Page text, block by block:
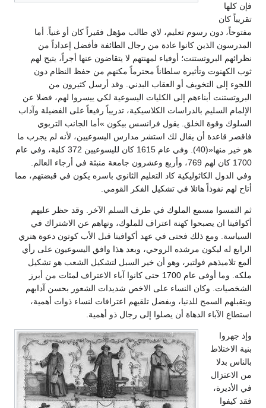
فإن كلها
تقريباً كان
مفتوحاً، دون رسوم تعليم، لاي طالب مؤهل فقيراً كان أو غنياً. أما
المدرسون الذين كانوا عادة من رجال الطائفة فأفضل إعداداً من
نظرائهم البروتستنت؛ أوفياء لمهنتهم لا يتقاضون عنها أجراً، يتيح لهم
ثوب الكهنوت وتأثيره سلطاناً محترماً مكنهم من حفظ النظام دون
اللجوء إلى التخويف أو العقاب البدني. وقد أرسل كثيرون من
البروتستنت أبناءهم إلى الكليات اليسوعية لكي ييسروا لهم، فضلا عن
الإلمام السليم بالدراسات الكلاسيكية، تدريباً رفيعاً على الفضيلة وآداب
السلوك وقوة الخلق. يقول فرانسس بيكون »أما الجانب التربوي
فاقصر قاعدة أن يقال لك استشر مدارس اليسوعيين، لأنه لم يجرب ما
هو خير منها«(40). وفي عام 1615 كان لليسوعيين 372 كلية، وفي عام
1700 كان لهم 769، وأربع وعشرون جامعة منبثة في أرجاء العالم.
وفي الدول الكاثوليكية كاد التعليم الثانوي باسره يكون في قبضتهم، مما
أتاح لهم نفوذاً هائلا في تشكيل الفكر القومي.
ثم التمسوا مسمع الملوك في طرف السلم الآخر. وقد حظر عليهم
أكوافينا ان يصبحوا كهنة اعتراف للملوك، ونهاهم عن الاشتراك في
السياسة. ومع ذلك فحتى في عهد أكوافينا قبل الأب كوتون دعوة هنري
الرابع له ليكون مرشده الروحي، وبعد هذا وافق اليسوعيون على رأي
ألمع تلاميذهم فولتير، وهو أن خير السبل لتشكيل الشعب هو تشكيل
ملكه. وما أوفى عام 1700 حتى كانوا آباء الاعتراف لمئات من أبرز
الشخصيات. وكان النساء على الاخص شديدات الشعور بحسن آدابهم
ويتقبلهم السمح للدنيا، وبفضل تلقيهم اعترافات لنساء ذوات أهمية،
استطاع الآباء الدهاة أن يصلوا إلى رجال ذو أهمية.
وإذ جهروا
بنية الاختلاط
بالناس بدلا
من الاعتزال
في الأديرة،
فقد كيفوا